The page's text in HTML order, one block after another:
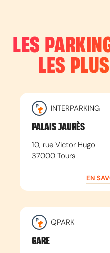
LES
LES
INTERPARKING
PALAIS JAURÈS
10, rue Victor Hugo
37000 Tours
EN
QPARK
GARE